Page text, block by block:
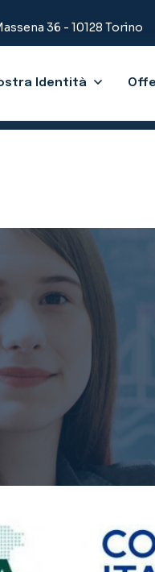
36 - 10128 Torino
Identità